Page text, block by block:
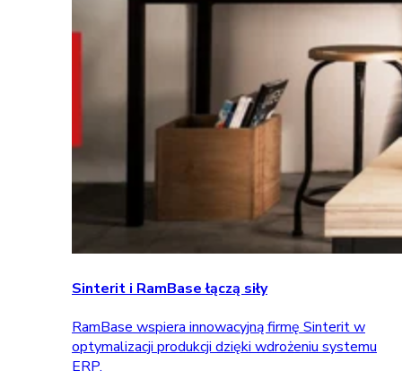
Sinterit i RamBase łączą siły
RamBase wspiera innowacyjną firmę Sinterit w
optymalizacji produkcji dzięki wdrożeniu systemu
ERP.